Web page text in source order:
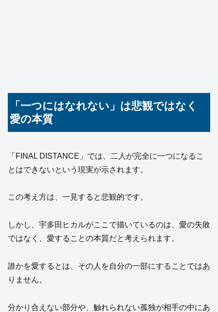
「一つにはなれない」は悲観ではなく
愛の本質
「FINAL DISTANCE」では、二人が完全に一つになるこ
とはできないという現実が示されます。
この考え方は、一見すると悲観的です。
しかし、宇多田ヒカルがここで描いているのは、愛の失敗
ではなく、愛することの本質だと考えられます。
誰かを愛するとは、その人を自分の一部にすることではあ
りません。
分かり合えない部分や、触れられない孤独が相手の中にあ